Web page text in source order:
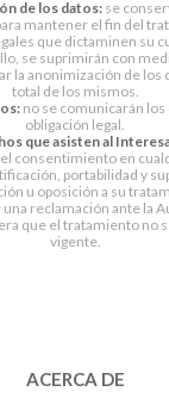
de los datos:se
mantener el fin del
que dictaminen su
se suprimirán con
la anonimización de los
total de los mismos.
no se comunicarán
obligación legal.
que asisten al
consentimiento en
portabilidad y
u oposición a su
reclamación ante la
que el tratamiento no
vigente.
ACERCA DE